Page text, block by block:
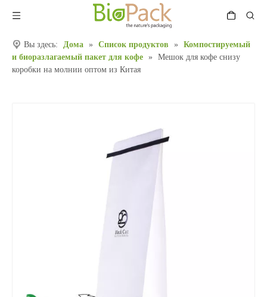
Вы здесь: Дома » Список продуктов »
Компостируемый
и биоразлагаемый пакет для кофе »
Мешок для кофе снизу
коробки на молнии оптом из Китая